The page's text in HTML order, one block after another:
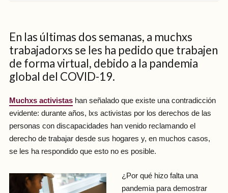
En las últimas dos semanas, a muchxs
trabajadorxs se les ha pedido que trabajen
de forma virtual, debido a la pandemia
global del COVID-19.
Muchxs activistashan señalado que existe una contradicción
evidente: durante años, lxs activistas por los derechos de las
personas con discapacidades han venido reclamando el
derecho de trabajar desde sus hogares y, en muchos casos,
se les ha respondido que esto no es posible.
¿Por qué hizo falta una
pandemia para demostrar